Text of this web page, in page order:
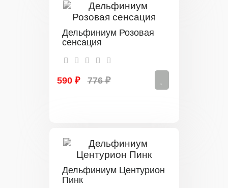
Дельфиниум Розовая
сенсация
590 ₽ 776 ₽
Дельфиниум Центурион
Пинк